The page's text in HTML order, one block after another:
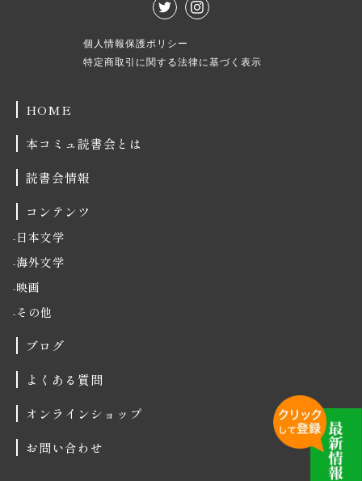
個人情報保護ポリシー
特定商取引に関する法律に基づく表示
HOME
本コミュ読書会とは
読書会情報
コンテンツ
日本文学
海外文学
映画
その他
ブログ
よくある質問
オンラインショップ
お問い合わせ